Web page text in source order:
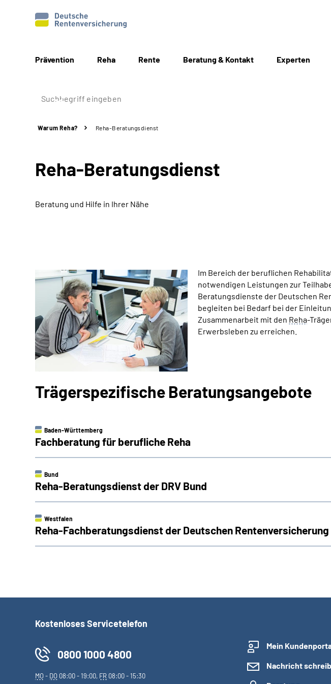
Prävention Reha Rente Beratung & Kontakt Experten
Warum Reha? Reha-Beratungsdienst
Reha-Beratungsdienst
Beratung und Hilfe in Ihrer Nähe
Im Bereich der beruflichen
notwendigen Leistungen zur
Beratungsdienste der Deutschen
begleiten bei Bedarf bei der
Zusammenarbeit mit den Reha-
Erwerbsleben zu erreichen.
Trägerspezifische Beratungsangebote
Baden-Württemberg
Fachberatung für berufliche Reha
Bund
Reha-Beratungsdienst der DRV Bund
Westfalen
Reha-Fachberatungsdienst der Deutschen
Kostenloses Servicetelefon
0800 1000 4800
MO- DO 08:00 - 19:00, FR 08:00 - 15:30
Mein
Nachricht